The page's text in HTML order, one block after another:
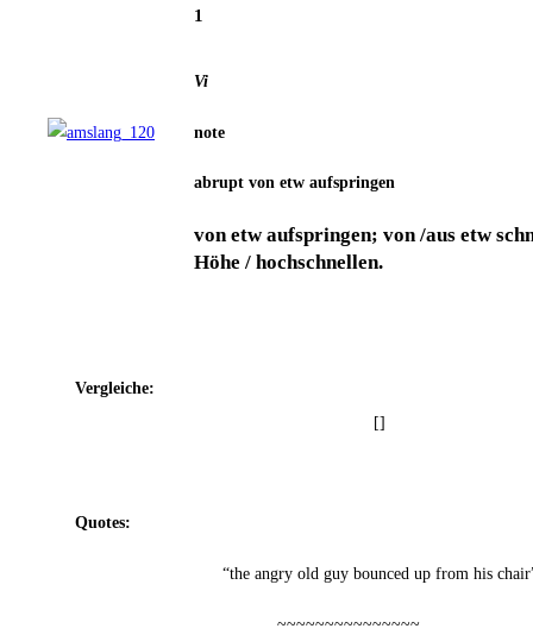
1
Vi
note
abrupt von etw aufspringen
von etw auf­sprin­gen; von /aus etw
Höhe / hochschnellen.
Ver­glei­che:
[]
Quo­tes:
“the angry old guy boun­ced up from his
~~~~~~~~~~~~~~~